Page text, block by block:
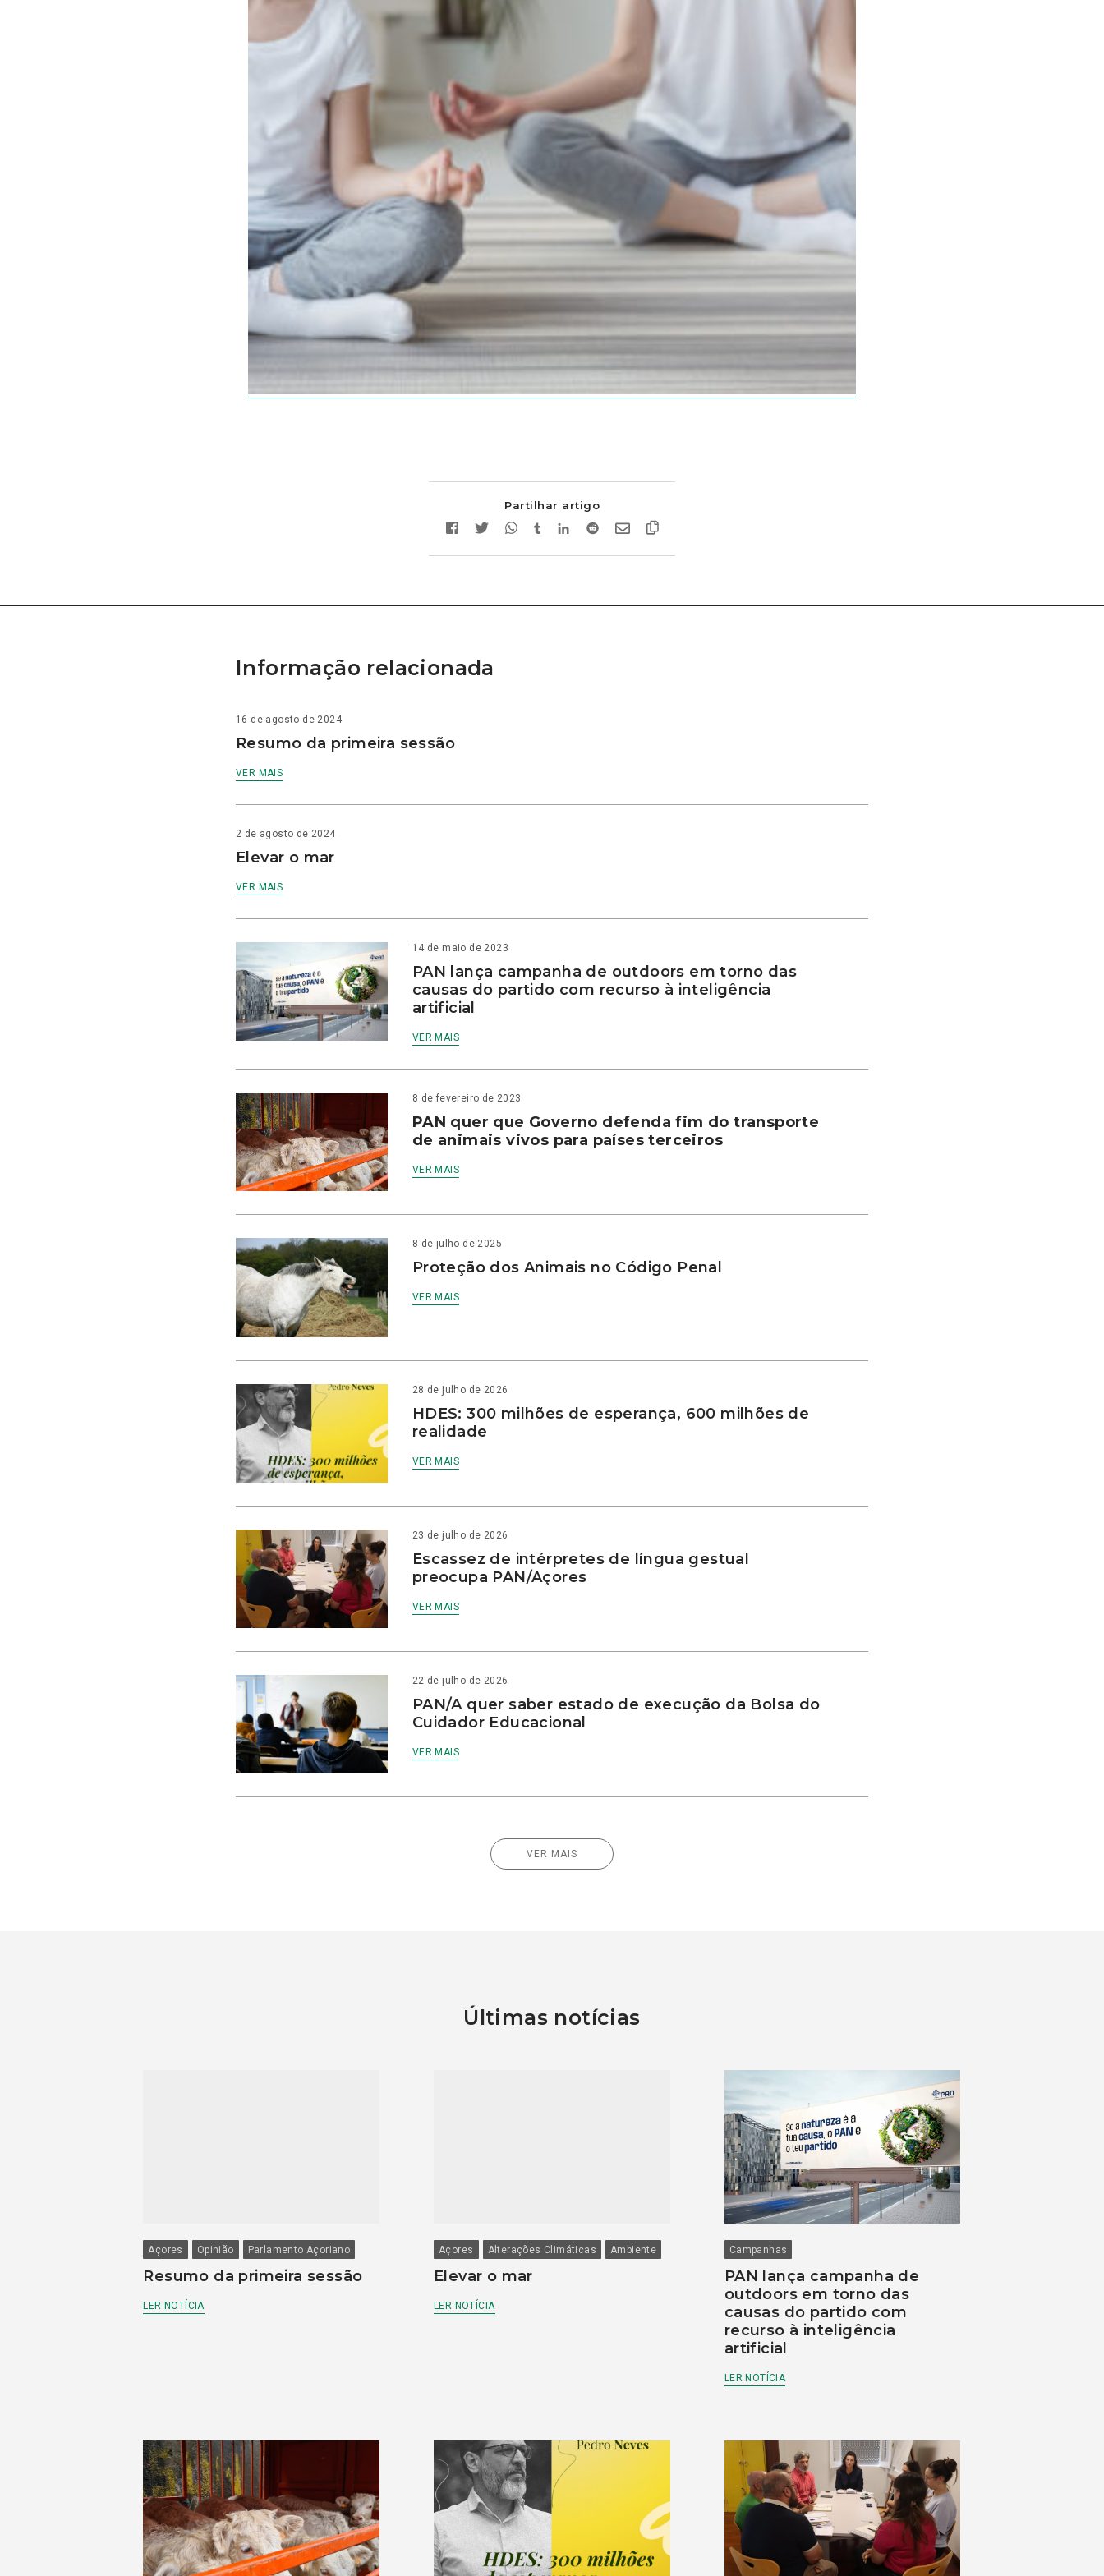
Partilhar artigo
Informação relacionada
16 de agosto de 2024
Resumo da primeira sessão
VER MAIS
2 de agosto de 2024
Elevar o mar
VER MAIS
14 de maio de 2023
PAN lança campanha de outdoors em torno das
causas do partido com recurso à inteligência
artificial
VER MAIS
8 de fevereiro de 2023
PAN quer que Governo defenda fim do transporte
de animais vivos para países terceiros
VER MAIS
8 de julho de 2025
Proteção dos Animais no Código Penal
VER MAIS
28 de julho de 2026
HDES: 300 milhões de esperança, 600 milhões de
realidade
VER MAIS
23 de julho de 2026
Escassez de intérpretes de língua gestual
preocupa PAN/Açores
VER MAIS
22 de julho de 2026
PAN/A quer saber estado de execução da Bolsa do
Cuidador Educacional
VER MAIS
VER MAIS
Últimas notícias
Açores Opinião Parlamento Açoriano
Resumo da primeira sessão
LER NOTÍCIA
Açores Alterações Climáticas Ambiente
Elevar o mar
LER NOTÍCIA
Campanhas
PAN lança campanha de
outdoors em torno das
causas do partido com
recurso à inteligência
artificial
LER NOTÍCIA